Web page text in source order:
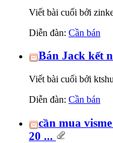
Viết bài cuối bởi
Diễn đàn: Cần bán
Bán Jack kết
Viết bài cuối bởi
Diễn đàn: Cần bán
cần mua
20 ...